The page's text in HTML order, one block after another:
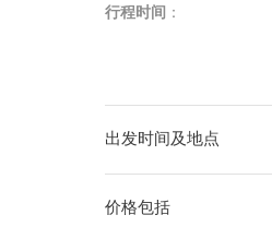
行程时间 ：
出发时间及地点
价格包括